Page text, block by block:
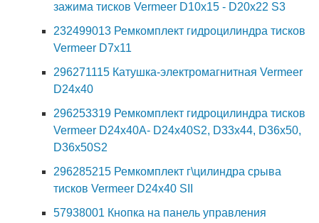
зажима тисков Vermeer D10х15 - D20х22 S3
232499013 Ремкомплект гидроцилиндра тисков
Vermeer D7x11
296271115 Катушка-электромагнитная Vermeer
D24x40
296253319 Ремкомплект гидроцилиндра тисков
Vermeer D24x40A- D24x40S2, D33x44, D36x50,
D36x50S2
296285215 Ремкомплект г\цилиндра срыва
тисков Vermeer D24x40 SII
57938001 Кнопка на панель управления